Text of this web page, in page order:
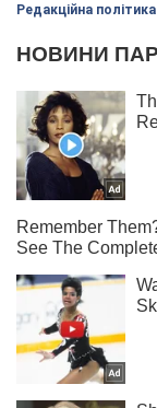
Редакційна політика